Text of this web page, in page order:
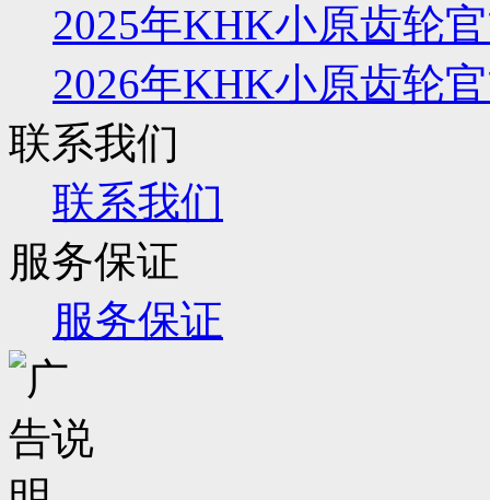
2025年KHK小原齿轮
2026年KHK小原齿轮
联系我们
联系我们
服务保证
服务保证